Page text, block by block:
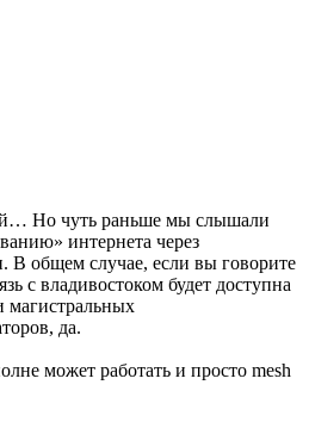
Но чуть раньше мы слышали
интернета через
В общем случае, если вы говорите
с владивостоком будет доступна
магистральных
да.
может работать и просто mesh